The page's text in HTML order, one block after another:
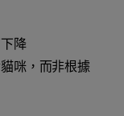
降
咪，而非根據